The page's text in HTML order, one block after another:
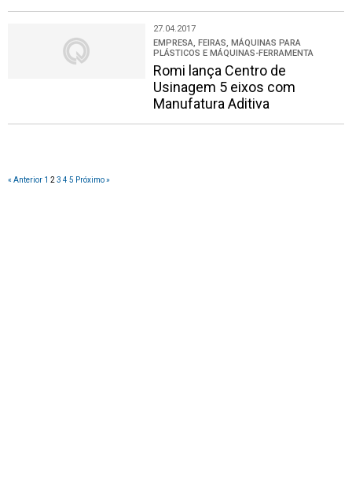
27.04.2017
EMPRESA, FEIRAS, MÁQUINAS PARA
PLÁSTICOS E MÁQUINAS-FERRAMENTA
Romi lança Centro de
Usinagem 5 eixos com
Manufatura Aditiva
« Anterior 1 2 3 4 5 Próximo »